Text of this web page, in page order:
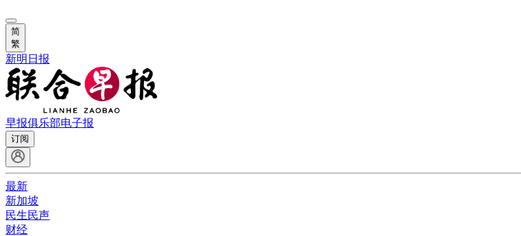
简
繁
新明日报
早报俱乐部电子报
订阅
最新
新加坡
民生民声
财经